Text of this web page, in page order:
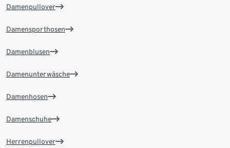
Damenpullover
Damensporthosen
Damenblusen
Damenunterwäsche
Damenhosen
Damenschuhe
Herrenpullover